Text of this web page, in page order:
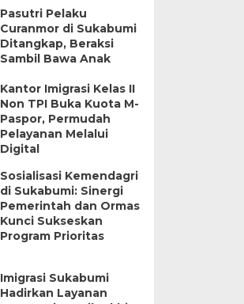
Pasutri Pelaku
Curanmor di Sukabumi
Ditangkap, Beraksi
Sambil Bawa Anak
Kantor Imigrasi Kelas II
Non TPI Buka Kuota M-
Paspor, Permudah
Pelayanan Melalui
Digital
Sosialisasi Kemendagri
di Sukabumi: Sinergi
Pemerintah dan Ormas
Kunci Sukseskan
Program Prioritas
Imigrasi Sukabumi
Hadirkan Layanan